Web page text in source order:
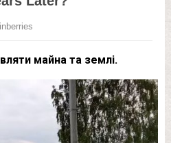
майна та землі.